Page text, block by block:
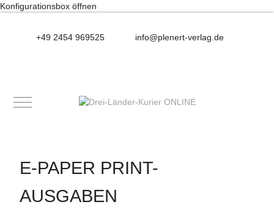
Konfigurationsbox öffnen
+49 2454 969525 info@plenert-verlag.de
Mobile Menu Toggle
E-PAPER PRINT-
AUSGABEN